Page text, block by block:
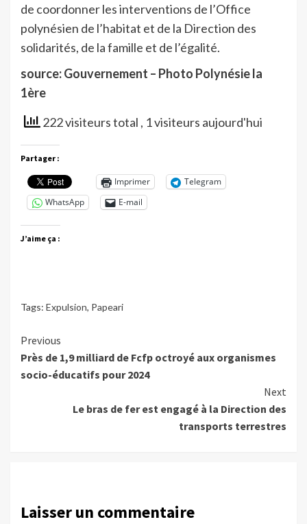
de coordonner les interventions de l’Office
polynésien de l’habitat et de la Direction des
solidarités, de la famille et de l’égalité.
source: Gouvernement – Photo Polynésie la
1ère
222 visiteurs total , 1 visiteurs aujourd'hui
Partager :
Imprimer
Telegram
WhatsApp
E-mail
J’aime ça :
Tags: Expulsion, Papeari
Continue
Reading
Previous
Près de 1,9 milliard de Fcfp octroyé aux organismes
socio-éducatifs pour 2024
Next
Le bras de fer est engagé à la Direction des
transports terrestres
Laisser un commentaire